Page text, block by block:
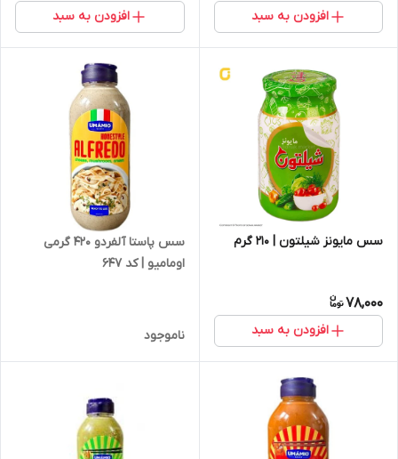
افزودن به سبد افزودن به سبد
سس مایونز شیلتون | 210 گرم
78,000
افزودن به سبد
سس پاستا آلفردو 420 گرمی
اومامیو | کد 647
ناموجود